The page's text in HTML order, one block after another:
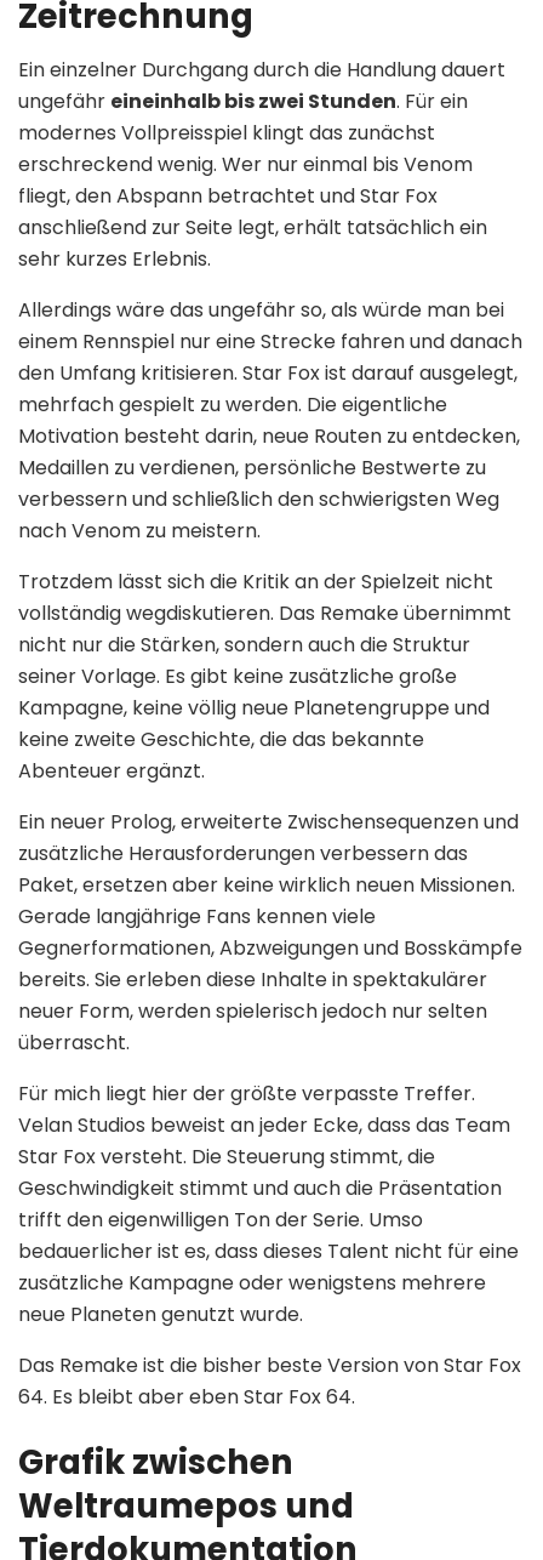
Zeitrechnung
Ein einzelner Durchgang durch die Handlung dauert
ungefähr eineinhalb bis zwei Stunden. Für ein
modernes Vollpreisspiel klingt das zunächst
erschreckend wenig. Wer nur einmal bis Venom
fliegt, den Abspann betrachtet und Star Fox
anschließend zur Seite legt, erhält tatsächlich ein
sehr kurzes Erlebnis.
Allerdings wäre das ungefähr so, als würde man bei
einem Rennspiel nur eine Strecke fahren und danach
den Umfang kritisieren. Star Fox ist darauf ausgelegt,
mehrfach gespielt zu werden. Die eigentliche
Motivation besteht darin, neue Routen zu entdecken,
Medaillen zu verdienen, persönliche Bestwerte zu
verbessern und schließlich den schwierigsten Weg
nach Venom zu meistern.
Trotzdem lässt sich die Kritik an der Spielzeit nicht
vollständig wegdiskutieren. Das Remake übernimmt
nicht nur die Stärken, sondern auch die Struktur
seiner Vorlage. Es gibt keine zusätzliche große
Kampagne, keine völlig neue Planetengruppe und
keine zweite Geschichte, die das bekannte
Abenteuer ergänzt.
Ein neuer Prolog, erweiterte Zwischensequenzen und
zusätzliche Herausforderungen verbessern das
Paket, ersetzen aber keine wirklich neuen Missionen.
Gerade langjährige Fans kennen viele
Gegnerformationen, Abzweigungen und Bosskämpfe
bereits. Sie erleben diese Inhalte in spektakulärer
neuer Form, werden spielerisch jedoch nur selten
überrascht.
Für mich liegt hier der größte verpasste Treffer.
Velan Studios beweist an jeder Ecke, dass das Team
Star Fox versteht. Die Steuerung stimmt, die
Geschwindigkeit stimmt und auch die Präsentation
trifft den eigenwilligen Ton der Serie. Umso
bedauerlicher ist es, dass dieses Talent nicht für eine
zusätzliche Kampagne oder wenigstens mehrere
neue Planeten genutzt wurde.
Das Remake ist die bisher beste Version von Star Fox
64. Es bleibt aber eben Star Fox 64.
Grafik zwischen
Weltraumepos und
Tierdokumentation